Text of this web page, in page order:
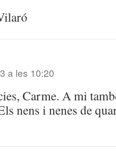
a les 10:20
Carme. A mi
nens i nenes de